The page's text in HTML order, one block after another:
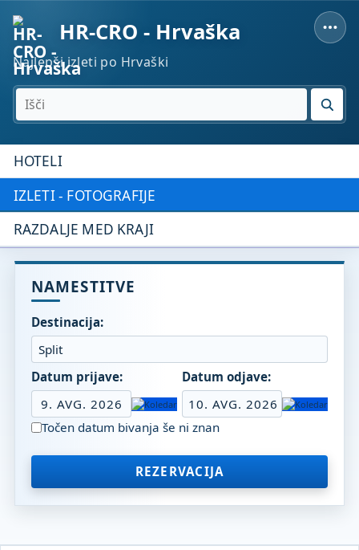
HR-CRO - Hrvaška
Najlepši izleti po Hrvaški
IŠČI
HOTELI
IZLETI - FOTOGRAFIJE
RAZDALJE MED KRAJI
NAMESTITVE
Destinacija:
Datum prijave:
9. AVG. 2026
Datum odjave:
10. AVG. 2026
Točen datum bivanja še ni znan
REZERVACIJA